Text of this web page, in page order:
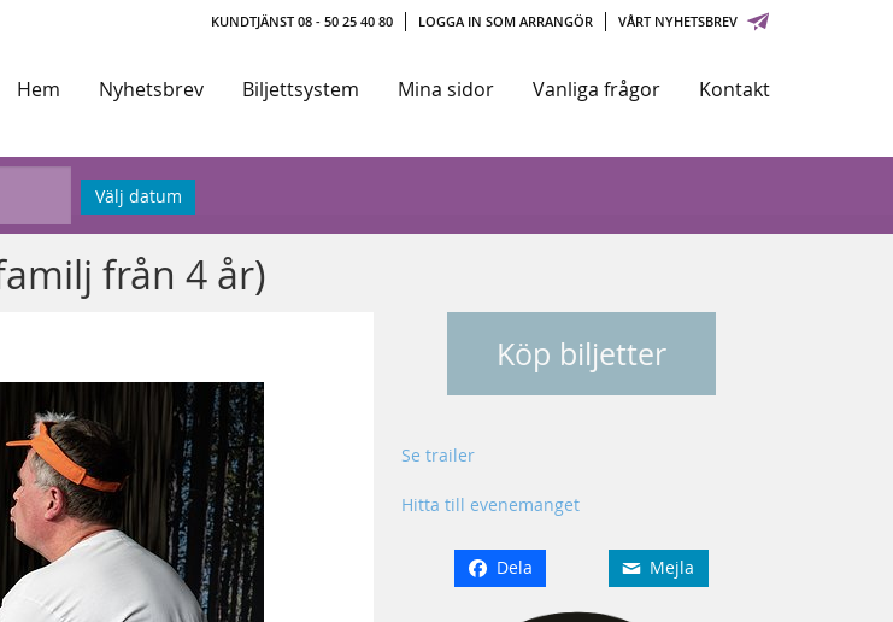
KUNDTJÄNST 08 - 50 25 40 80 LOGGA IN SOM ARRANGÖR VÅRT NYHETSBREV
Hem Nyhetsbrev Biljettsystem Mina sidor Vanliga frågor Kontakt
Välj datum
från 4 år)
Köp biljetter
Se trailer
Hitta till evenemanget
Dela Mejla